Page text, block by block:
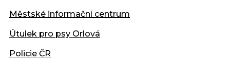
Městské informační centrum
Útulek pro psy Orlová
Policie ČR